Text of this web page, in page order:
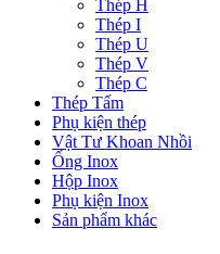
Thép H
Thép I
Thép U
Thép V
Thép C
Thép Tấm
Phụ kiện thép
Vật Tư Khoan Nhồi
Ống Inox
Hộp Inox
Phụ kiện Inox
Sản phẩm khác